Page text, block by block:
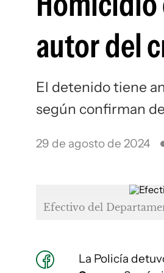
autor del
El detenido tiene
según confirman
29 de agosto de 2024
Efectivo del
La Policía